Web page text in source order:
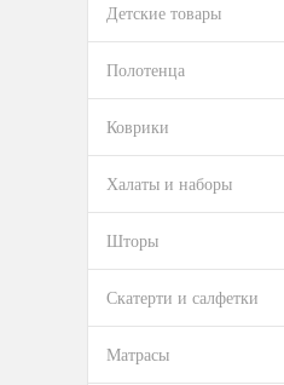
Детские товары
Полотенца
Коврики
Халаты и наборы
Шторы
Скатерти и салфетки
Матрасы